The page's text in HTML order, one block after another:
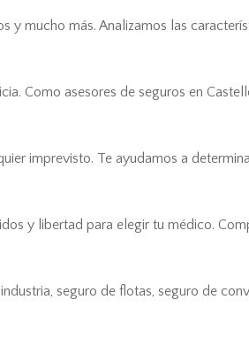
y mucho más. Analizamos las
Como asesores de seguros en
imprevisto. Te ayudamos a
y libertad para elegir tu médico.
seguro de flotas, seguro de